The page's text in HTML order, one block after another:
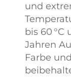
und
bis 60
Jahren
Farbe